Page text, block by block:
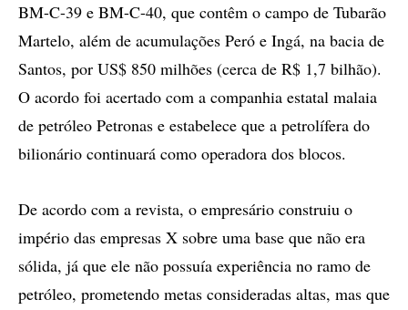
BM-C-39 e BM-C-40, que contêm o campo de Tubarão
Martelo, além de acumulações Peró e Ingá, na bacia de
Santos, por US$ 850 milhões (cerca de R$ 1,7 bilhão).
O acordo foi acertado com a companhia estatal malaia
de petróleo Petronas e estabelece que a petrolífera do
bilionário continuará como operadora dos blocos.
De acordo com a revista, o empresário construiu o
império das empresas X sobre uma base que não era
sólida, já que ele não possuía experiência no ramo de
petróleo, prometendo metas consideradas altas, mas que